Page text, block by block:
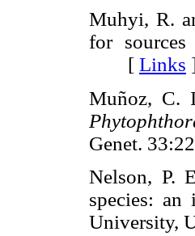
Muhyi, R.
for
[ Links
Muñoz, C.
Genet.
Nelson, P.
species: an
University,